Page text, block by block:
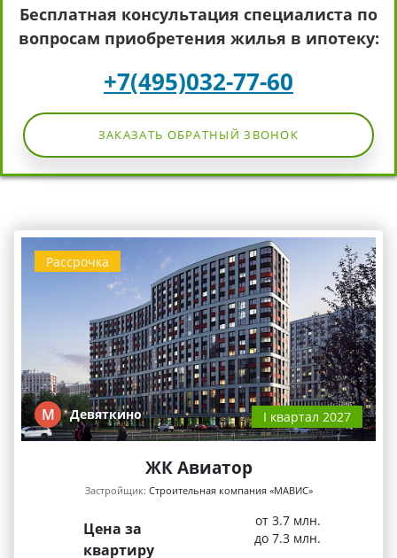
Бесплатная консультация специалиста по
вопросам приобретения жилья в ипотеку:
+7(495)032-77-60
ЗАКАЗАТЬ ОБРАТНЫЙ ЗВОНОК
Рассрочка
М Девяткино I квартал 2027
ЖК Авиатор
Застройщик: Строительная компания «МАВИС»
Цена за
квартиру
от 3.7 млн.
до 7.3 млн.